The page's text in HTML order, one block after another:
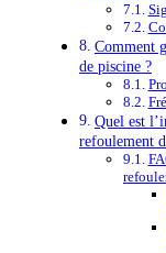
Comment
de piscine ?
Quel est
refoulement